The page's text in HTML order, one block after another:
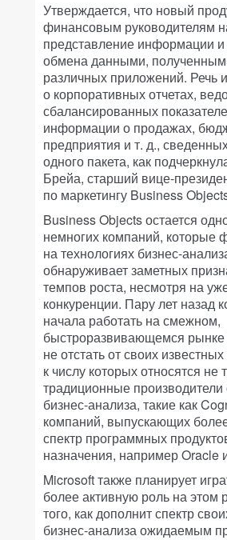
Утверждается, что новый
финансовым руководителям
представление информации
обмена данными,
различных приложений. Речь
о корпоративных отчетах,
сбалансированных
информации о продажах,
предприятия и т. д.,
одного пакета, как
Брейа, старший вице-
по маркетингу Business
Business Objects остается
немногих компаний, которые
на технологиях бизнес-
обнаруживает заметных
темпов роста, несмотря на
конкуренции. Пару лет назад
начала работать на смежном,
быстроразвивающемся рынке
не отстать от своих
к числу которых относятся не
традиционные производители
бизнес-анализа, такие как
компаний, выпускающих
спектр программных
назначения, например Oracle
Microsoft также планирует
более активную роль на этом
того, как дополнит спектр
бизнес-анализа ожидаемым